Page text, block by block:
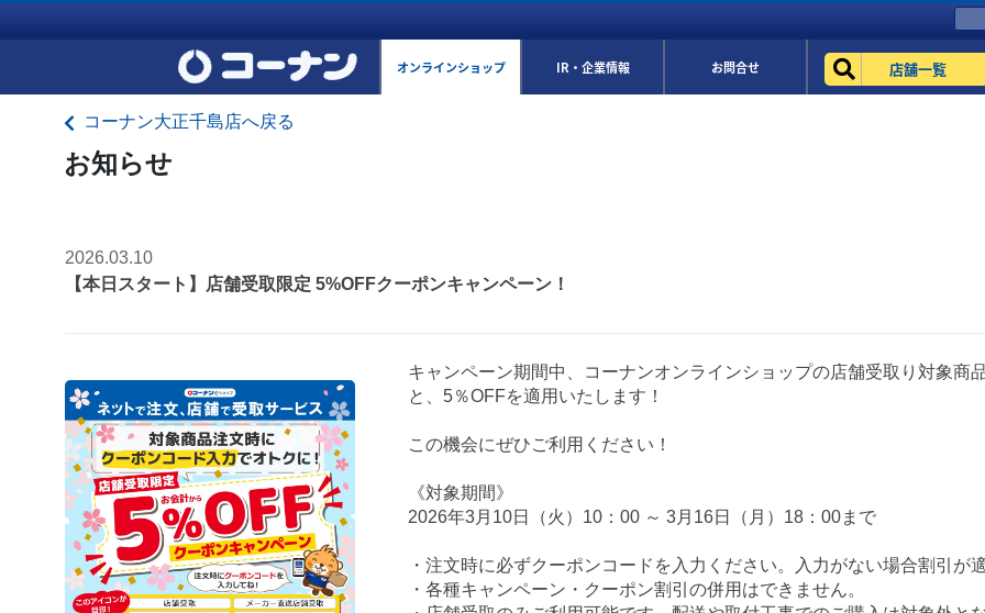
オンラインショップ IR・企業情報 お問合せ 店舗一覧
コーナン大正千島店へ戻る
お知らせ
2026.03.10
【本日スタート】店舗受取限定 5%OFFクーポンキャンペーン！
キャンペーン期間中、コーナンオンラインショップの店舗受取り対象商
と、5％OFFを適用いたします！
この機会にぜひご利用ください！
《対象期間》
2026年3月10日（火）10：00 ～ 3月16日（月）18：00まで
・注文時に必ずクーポンコードを入力ください。入力がない場合割引が
・各種キャンペーン・クーポン割引の併用はできません。